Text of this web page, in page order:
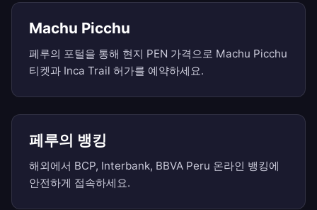
Machu Picchu
페루의 포털을 통해 현지 PEN 가격으로 Machu Picchu
티켓과 Inca Trail 허가를 예약하세요.
페루의 뱅킹
해외에서 BCP, Interbank, BBVA Peru 온라인 뱅킹에
안전하게 접속하세요.